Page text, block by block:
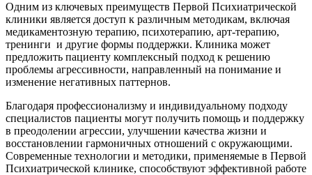
Одним из ключевых преимуществ Первой Психиатрической
клиники является доступ к различным методикам, включая
медикаментозную терапию, психотерапию, арт-терапию,
тренинги и другие формы поддержки. Клиника может
предложить пациенту комплексный подход к решению
проблемы агрессивности, направленный на понимание и
изменение негативных паттернов.
Благодаря профессионализму и индивидуальному подходу
специалистов пациенты могут получить помощь и поддержку
в преодолении агрессии, улучшении качества жизни и
восстановлении гармоничных отношений с окружающими.
Современные технологии и методики, применяемые в Первой
Психиатрической клинике, способствуют эффективной работе